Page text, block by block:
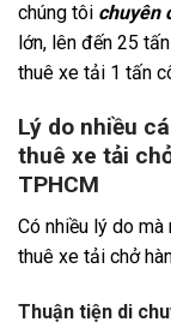
chúng tôi chuyên
lớn, lên đến 25
thuê xe tải 1 tấn
Lý do nhiều
thuê xe tải
TPHCM
Có nhiều lý do mà
thuê xe tải chở
Thuận tiện di